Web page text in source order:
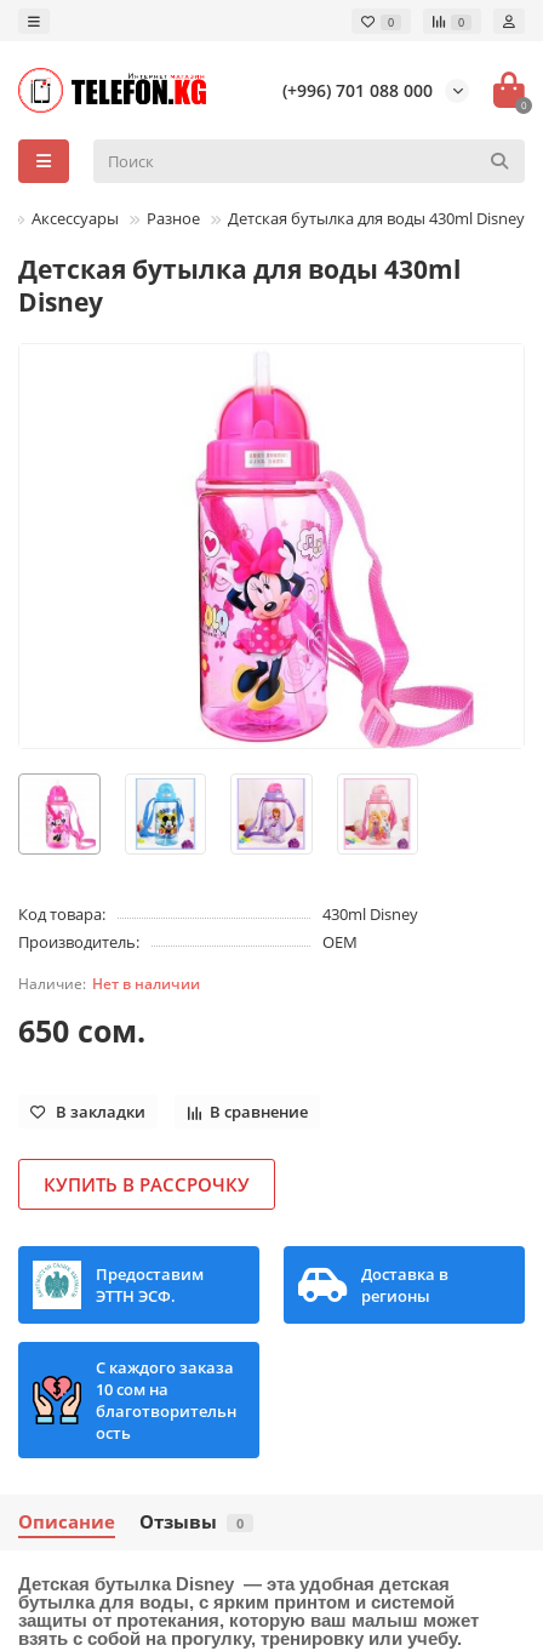
0 0
(+996) 701 088 000
0
Аксессуары Разное Детская бутылка для воды 430ml Disney
Детская бутылка для воды 430ml
Disney
Код товара:
430ml Disney
Производитель:
OEM
Нет в наличии
650 сом.
В закладки В сравнение
КУПИТЬ В РАССРОЧКУ
Предоставим
ЭТТН ЭСФ.
Доставка в
регионы
С каждого заказа
10 сом на
благотворительн
ость
Описание Отзывы 0
Детская бутылка Disney — эта удобная детская
бутылка для воды, с ярким принтом и системой
защиты от протекания, которую ваш малыш может
взять с собой на прогулку, тренировку или учебу.